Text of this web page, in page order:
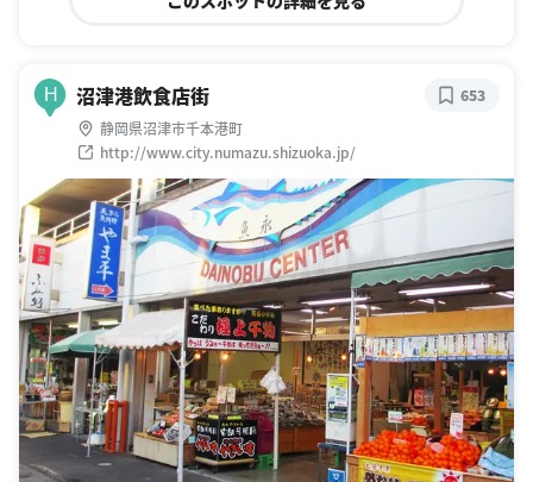
H 沼津港飲食店街
静岡県沼津市千本港町
http://www.city.numazu.shizuoka.jp/
653